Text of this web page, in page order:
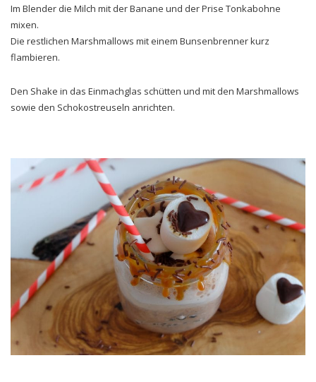
Im Blender die Milch mit der Banane und der Prise Tonkabohne
mixen.
Die restlichen Marshmallows mit einem Bunsenbrenner kurz
flambieren.
Den Shake in das Einmachglas schütten und mit den Marshmallows
sowie den Schokostreuseln anrichten.